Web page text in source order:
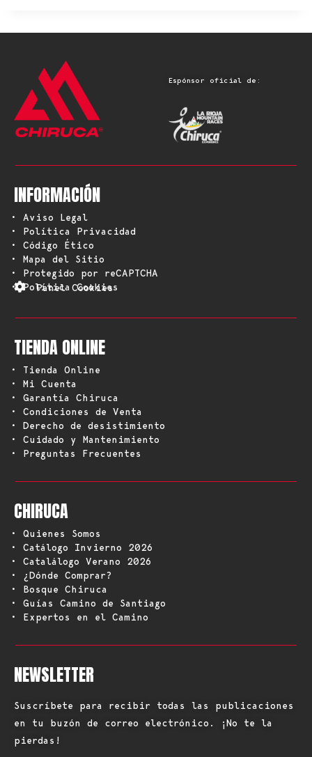
Espónsor oficial de:
INFORMACIÓN
• Aviso Legal
• Política Privacidad
• Código Ético
• Mapa del Sitio
• Protegido por reCAPTCHA
• Política Cookies
Panel Cookies
TIENDA ONLINE
• Tienda Online
• Mi Cuenta
• Garantía Chiruca
• Condiciones de Venta
• Derecho de desistimiento
• Cuidado y Mantenimiento
• Preguntas Frecuentes
CHIRUCA
• Quienes Somos
• Catálogo Invierno 2026
• Catalálogo Verano 2026
• ¿Dónde Comprar?
• Bosque Chiruca
• Guías Camino de Santiago
• Expertos en el Camino
NEWSLETTER
Suscríbete para recibir todas las publicaciones
en tu buzón de correo electrónico. ¡No te la
pierdas!